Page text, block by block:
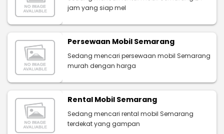
jam yang siap mel
Persewaan Mobil Semarang
Sedang mencari persewaan mobil Semarang
murah dengan harga
Rental Mobil Semarang
Sedang mencari rental mobil Semarang
terdekat yang gampan